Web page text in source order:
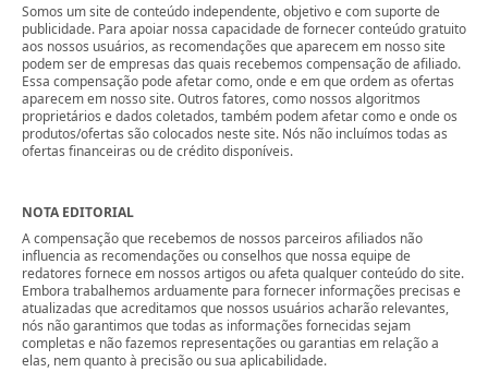
Somos um site de conteúdo independente, objetivo e com suporte de
publicidade. Para apoiar nossa capacidade de fornecer conteúdo gratuito
aos nossos usuários, as recomendações que aparecem em nosso site
podem ser de empresas das quais recebemos compensação de afiliado.
Essa compensação pode afetar como, onde e em que ordem as ofertas
aparecem em nosso site. Outros fatores, como nossos algoritmos
proprietários e dados coletados, também podem afetar como e onde os
produtos/ofertas são colocados neste site. Nós não incluímos todas as
ofertas financeiras ou de crédito disponíveis.
NOTA EDITORIAL
A compensação que recebemos de nossos parceiros afiliados não
influencia as recomendações ou conselhos que nossa equipe de
redatores fornece em nossos artigos ou afeta qualquer conteúdo do site.
Embora trabalhemos arduamente para fornecer informações precisas e
atualizadas que acreditamos que nossos usuários acharão relevantes,
nós não garantimos que todas as informações fornecidas sejam
completas e não fazemos representações ou garantias em relação a
elas, nem quanto à precisão ou sua aplicabilidade.